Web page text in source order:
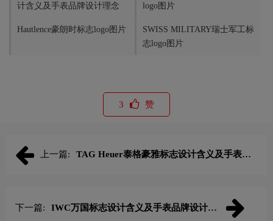
计含义及手表品牌设计理念
logo图片
Hautlence豪朗时标志logo图片
SWISS MILITARY瑞士军工标
志logo图片
3 赞
上一篇:
TAG Heuer泰格豪雅标志设计含义及手表品
下一篇:
IWC万国标志设计含义及手表品牌设计理